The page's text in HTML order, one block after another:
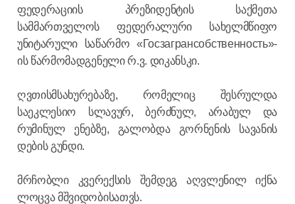
ფედერაციის პრეზიდენტის საქმეთა
სამმართველოს ფედერალური სახელმწიფო
უნიტარული საწარმო «Госзагрансобственность»-
ის წარმომადგენელი რ.ვ. დიკანსკი.
ღვთისმსახურებაზე, რომელიც შესრულდა
საეკლესიო სლავურ, ბერძნულ, არაბულ და
რუმინულ ენებზე, გალობდა გორნენის სავანის
დების გუნდი.
მრჩობლი კვერექსის შემდეგ აღვლენილ იქნა
ლოცვა მშვიდობისათვს.